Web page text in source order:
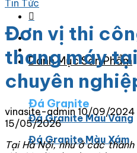
Danh Mục Sản Phẩm
Đá Granite
Đá Granite Màu Vàng
Đá Granite Màu Xám
Tin Tức
Đơn vị thi
thang máy
chuyên
vinasite-admin 10/09/2024
15/05/2026
Tại Hà Nội, như ở các